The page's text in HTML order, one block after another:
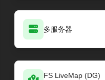
多服务器
FS LiveMap (DG)